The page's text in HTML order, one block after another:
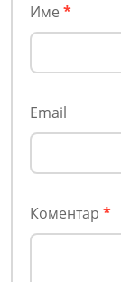
Име *
Email
Коментар *